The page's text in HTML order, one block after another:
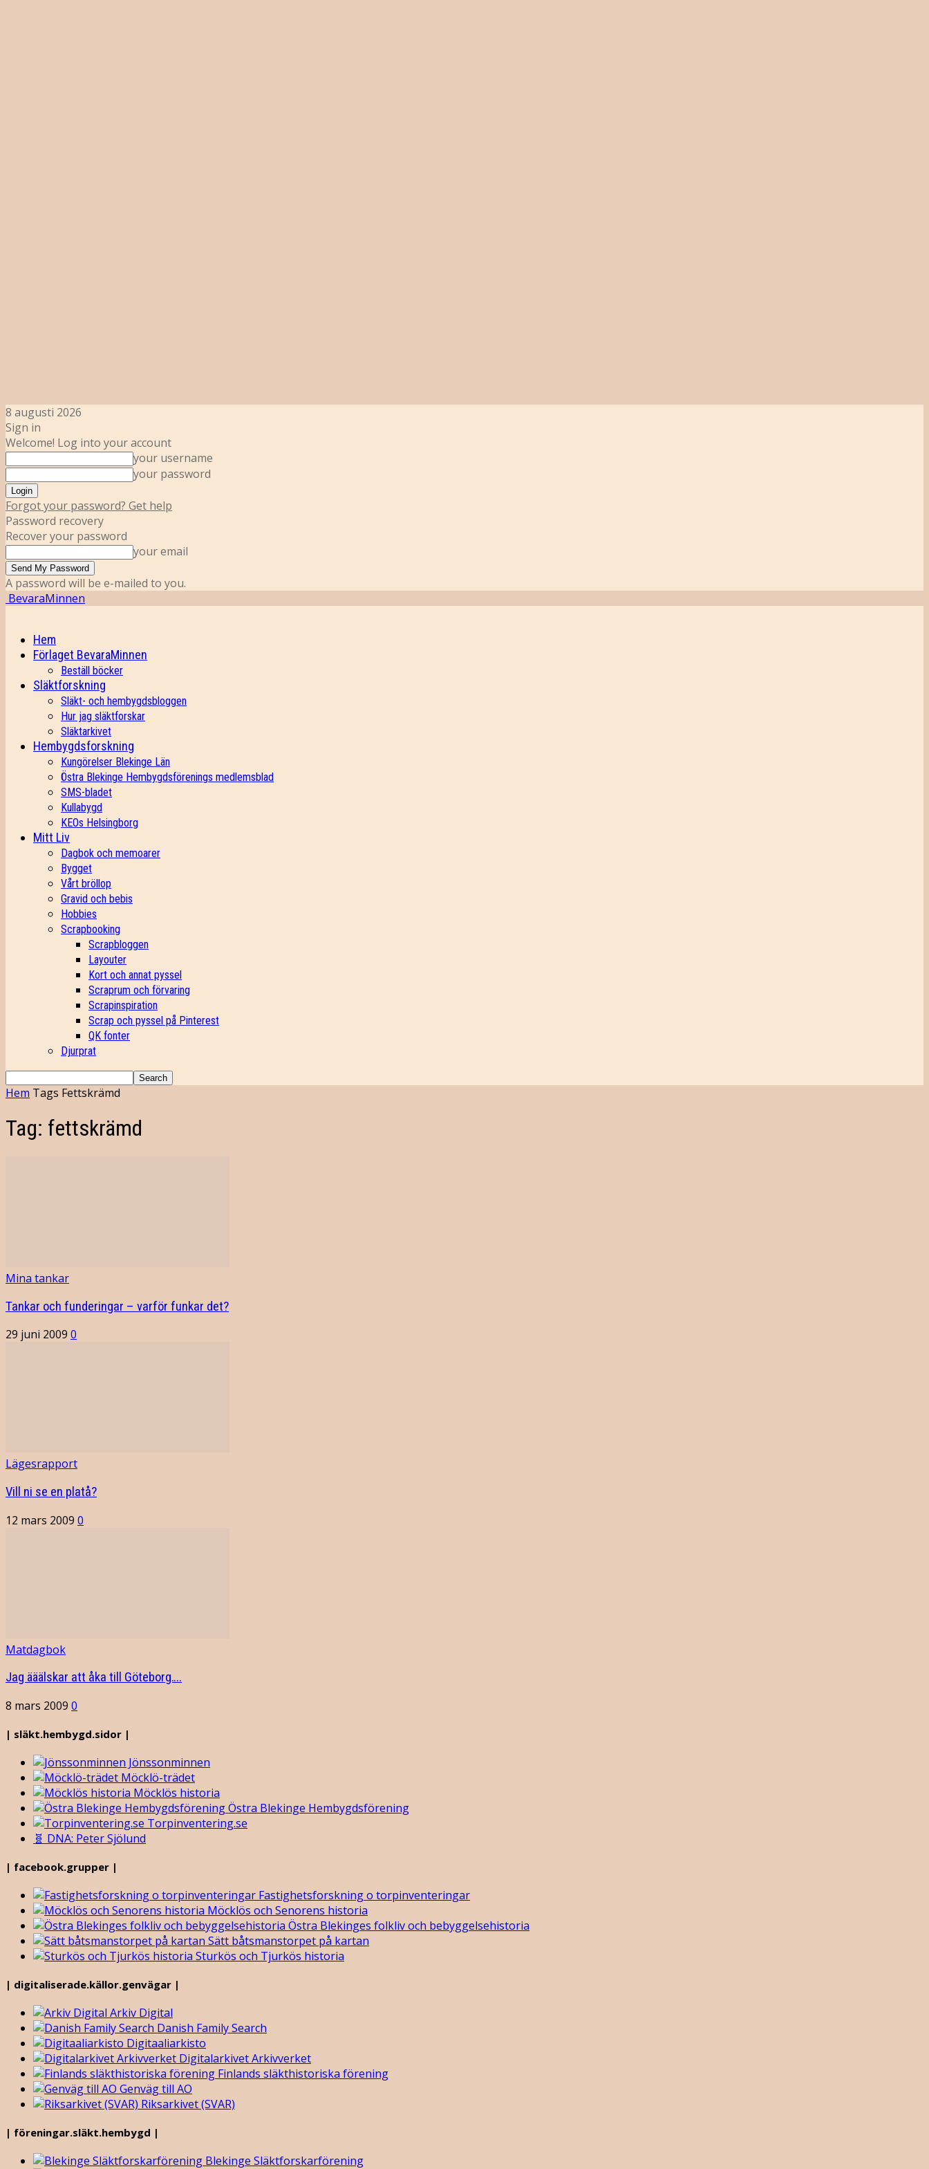
8 augusti 2026
Sign in
Welcome! Log into your account
your username
your password
Forgot your password? Get help
Password recovery
Recover your password
your email
A password will be e-mailed to you.
BevaraMinnen
Hem
Förlaget BevaraMinnen
Beställ böcker
Släktforskning
Släkt- och hembygdsbloggen
Hur jag släktforskar
Släktarkivet
Hembygdsforskning
Kungörelser Blekinge Län
Östra Blekinge Hembygdsförenings medlemsblad
SMS-bladet
Kullabygd
KEOs Helsingborg
Mitt Liv
Dagbok och memoarer
Bygget
Vårt bröllop
Gravid och bebis
Hobbies
Scrapbooking
Scrapbloggen
Layouter
Kort och annat pyssel
Scraprum och förvaring
Scrapinspiration
Scrap och pyssel på Pinterest
QK fonter
Djurprat
Hem Tags Fettskrämd
Tag: fettskrämd
Mina tankar
Tankar och funderingar – varför funkar det?
29 juni 2009 0
Lägesrapport
Vill ni se en platå?
12 mars 2009 0
Matdagbok
Jag ääälskar att åka till Göteborg….
8 mars 2009 0
| släkt.hembygd.sidor |
Jönssonminnen
Möcklö-trädet
Möcklös historia
Östra Blekinge Hembygdsförening
Torpinventering.se
🧬 DNA: Peter Sjölund
| facebook.grupper |
Fastighetsforskning o torpinventeringar
Möcklös och Senorens historia
Östra Blekinges folkliv och bebyggelsehistoria
Sätt båtsmanstorpet på kartan
Sturkös och Tjurkös historia
| digitaliserade.källor.genvägar |
Arkiv Digital
Danish Family Search
Digitaaliarkisto
Digitalarkivet Arkivverket
Finlands släkthistoriska förening
Genväg till AO
Riksarkivet (SVAR)
| föreningar.släkt.hembygd |
Blekinge Släktforskarförening